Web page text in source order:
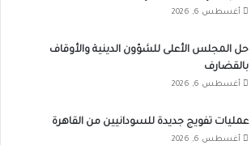
أغسطس 6, 2026
حل المجلس الأعلى للشؤون الدينية والأوقاف
بالقضارف
أغسطس 6, 2026
عمليات تفويج جديدة للسودانيين من القاهرة
أغسطس 6, 2026